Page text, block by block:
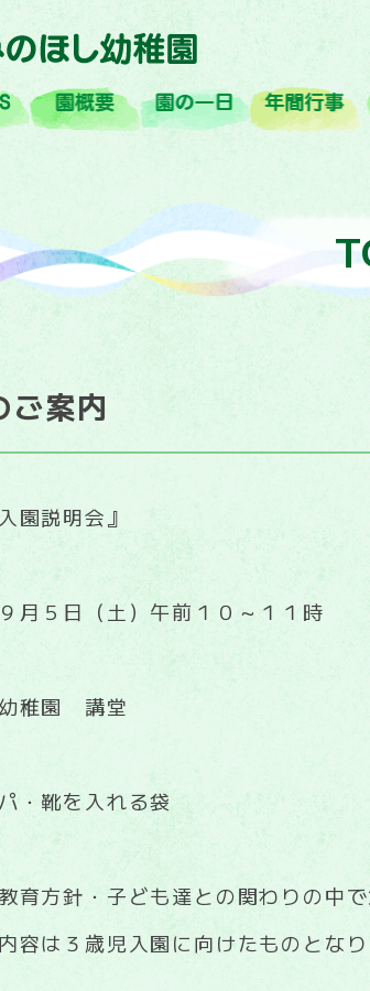
TOPIX 園概要 園の一日
ご案内
園説明会』
月５日（土）午前１０～１１時
稚園 講堂
・靴を入れる袋
育方針・子ども達との関わりの中
容は３歳児入園に向けたものとなり